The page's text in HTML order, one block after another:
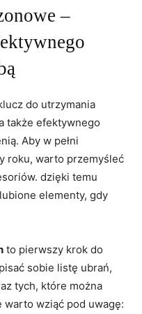
–
do utrzymania
także efektywnego
Aby w pełni​
roku, warto przemyśleć
dzięki temu
elementy, gdy
to pierwszy krok do
sobie ⁤listę ubrań,
tych, które można
warto wziąć pod uwagę: